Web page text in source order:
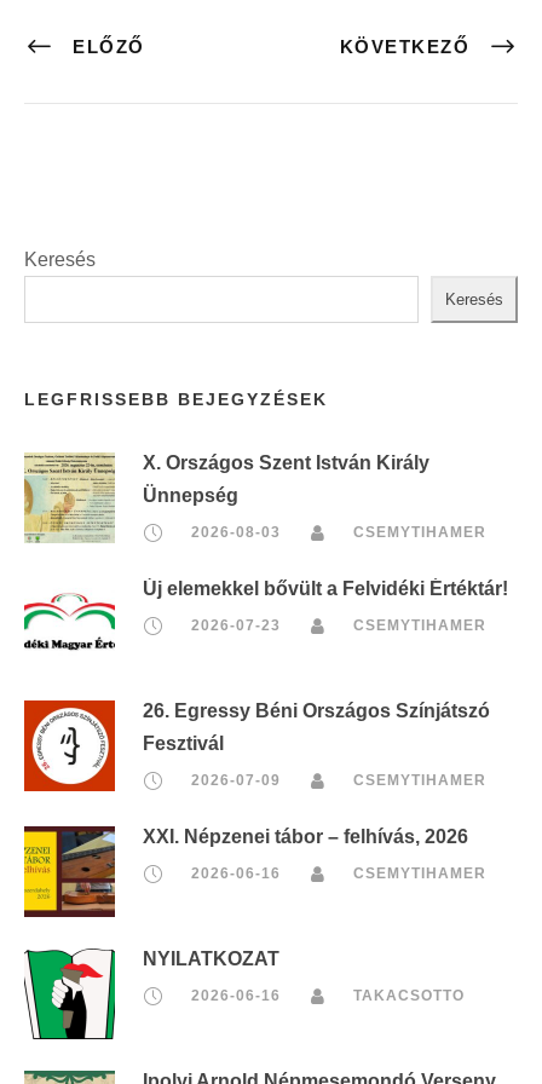
ELŐZŐ KÖVETKEZŐ
Keresés
Keresés
LEGFRISSEBB BEJEGYZÉSEK
X. Országos Szent István Király
Ünnepség
2026-08-03 CSEMYTIHAMER
Új elemekkel bővült a Felvidéki Értéktár!
2026-07-23 CSEMYTIHAMER
26. Egressy Béni Országos Színjátszó
Fesztivál
2026-07-09 CSEMYTIHAMER
XXI. Népzenei tábor – felhívás, 2026
2026-06-16 CSEMYTIHAMER
NYILATKOZAT
2026-06-16 TAKACSOTTO